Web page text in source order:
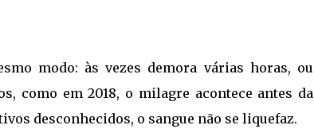
modo: às vezes demora várias horas, ou
como em 2018, o milagre acontece antes da
desconhecidos, o sangue não se liquefaz.